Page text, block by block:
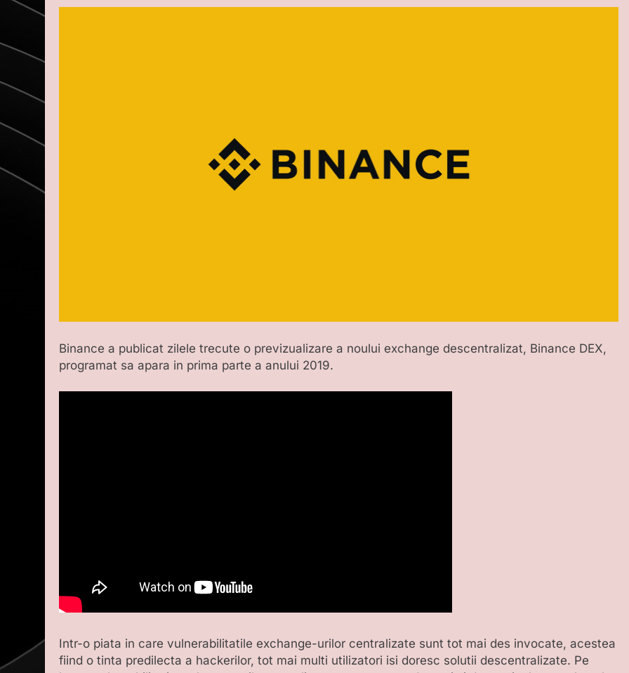
Binance a publicat zilele trecute o previzualizare a noului exchange descentralizat, Binance DEX,
programat sa apara in prima parte a anului 2019.
Intr-o piata in care vulnerabilitatile exchange-urilor centralizate sunt tot mai des invocate, acestea
fiind o tinta predilecta a hackerilor, tot mai multi utilizatori isi doresc solutii descentralizate. Pe